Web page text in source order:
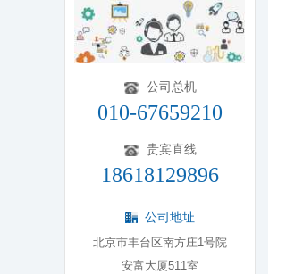
公司总机
010-67659210
贵宾直线
18618129896
公司地址
北京市丰台区南方庄1号院
安富大厦511室